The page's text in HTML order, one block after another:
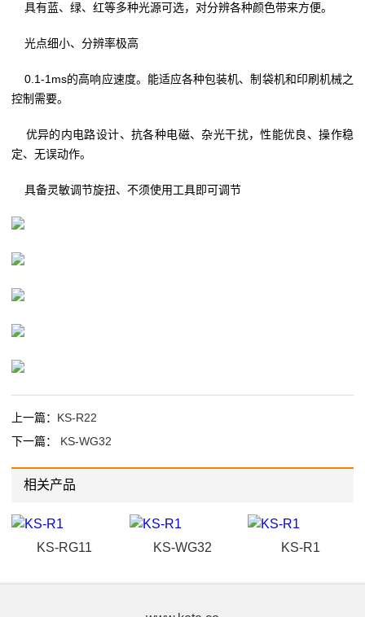
具有蓝、绿、红等多种光源可选，对分辨各种颜色带来方便。
光点细小、分辨率极高
0.1-1ms的高响应速度。能适应各种包装机、制袋机和印刷机械之
控制需要。
优异的内电路设计、抗各种电磁、杂光干扰，性能优良、操作稳
定、无误动作。
具备灵敏调节旋扭、不须使用工具即可调节
上一篇： KS-R22
下一篇： KS-WG32
相关产品
KS-RG11 KS-WG32 KS-R1